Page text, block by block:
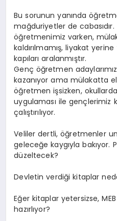
Bu sorunun yanında
mağduriyetler de
öğretmenimiz varken,
kaldırılmamış, liyakat
kapıları aralanmıştır.
Genç öğretmen
kazanıyor ama mülakatta
öğretmen işsizken,
uygulaması ile gençlerimiz
çalıştırılıyor.
Veliler dertli, öğretmenler
geleceğe kaygıyla bakıyor.
düzeltecek?
Devletin verdiği kitaplar
Eğer kitaplar yetersizse,
hazırlıyor?